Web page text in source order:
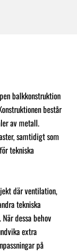
balkkonstruktion
består
av metall.
samtidigt som
tekniska
där ventilation,
tekniska
dessa behov
extra
på